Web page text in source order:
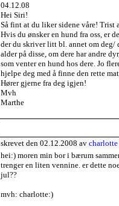
04.12.08
Hei Siri!
Så fint at du liker sidene våre! Trist
Hvis du ønsker en hund fra oss, er
der du skriver litt bl. annet om deg/
alder på disse, om dere har andre
som venter en hund hos dere. Jo
hjelpe deg med å finne den rette
Hører gjerne fra deg igjen!
Mvh
Marthe
skrevet den 02.12.2008 av charlotte
hei:) moren min bor i bærum
trenger en liten vennine. er dette
jul??
mvh: charlotte:)